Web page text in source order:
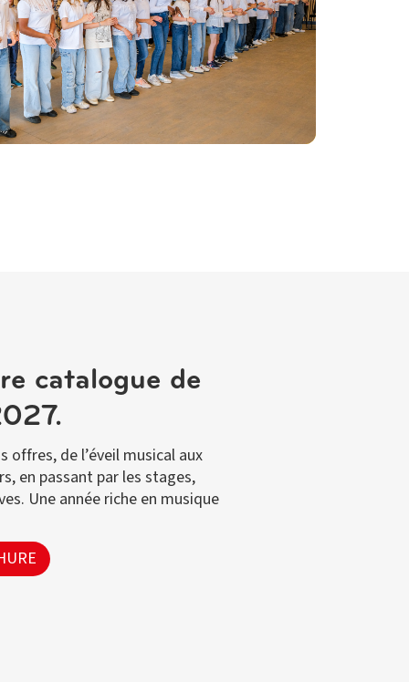
catalogue de
offres, de l’éveil musical aux
en passant par les stages,
Une année riche en musique